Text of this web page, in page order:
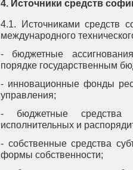
4. Источники средств
4.1. Источниками средств
международного
- бюджетные
порядке государственным
- инновационные фонды
управления;
- бюджетные
исполнительных и
- собственные средства
формы собственности;